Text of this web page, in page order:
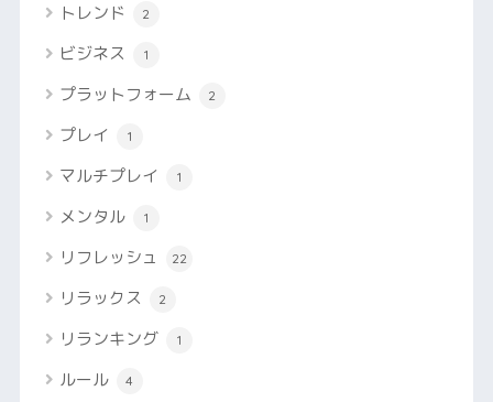
トレンド 2
ビジネス 1
プラットフォーム 2
プレイ 1
マルチプレイ 1
メンタル 1
リフレッシュ 22
リラックス 2
リランキング 1
ルール 4